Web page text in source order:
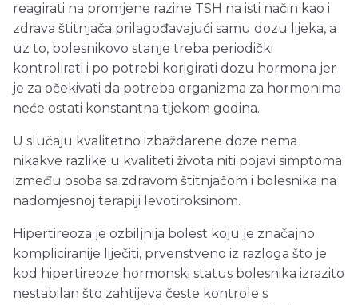
reagirati na promjene razine TSH na isti način kao i
zdrava štitnjača prilagođavajući samu dozu lijeka, a
uz to, bolesnikovo stanje treba periodički
kontrolirati i po potrebi korigirati dozu hormona jer
je za očekivati da potreba organizma za hormonima
neće ostati konstantna tijekom godina.
U slučaju kvalitetno izbaždarene doze nema
nikakve razlike u kvaliteti života niti pojavi simptoma
između osoba sa zdravom štitnjačom i bolesnika na
nadomjesnoj terapiji levotiroksinom.
Hipertireoza je ozbiljnija bolest koju je značajno
kompliciranije liječiti, prvenstveno iz razloga što je
kod hipertireoze hormonski status bolesnika izrazito
nestabilan što zahtijeva česte kontrole s